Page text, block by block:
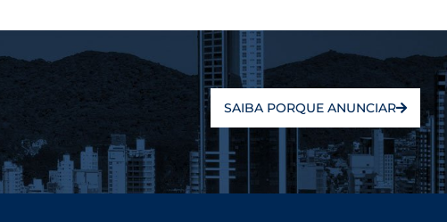
SAIBA PORQUE ANUNCIAR